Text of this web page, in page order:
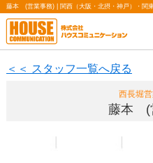
＜＜ スタッフ一覧へ戻る
西長堀
藤本 (